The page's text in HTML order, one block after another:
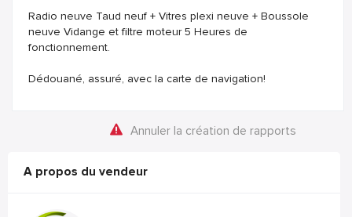
Radio neuve Taud neuf + Vitres plexi neuve + Boussole
neuve Vidange et filtre moteur 5 Heures de
fonctionnement.
Dédouané, assuré, avec la carte de navigation!
Annuler la création de rapports
A propos du vendeur